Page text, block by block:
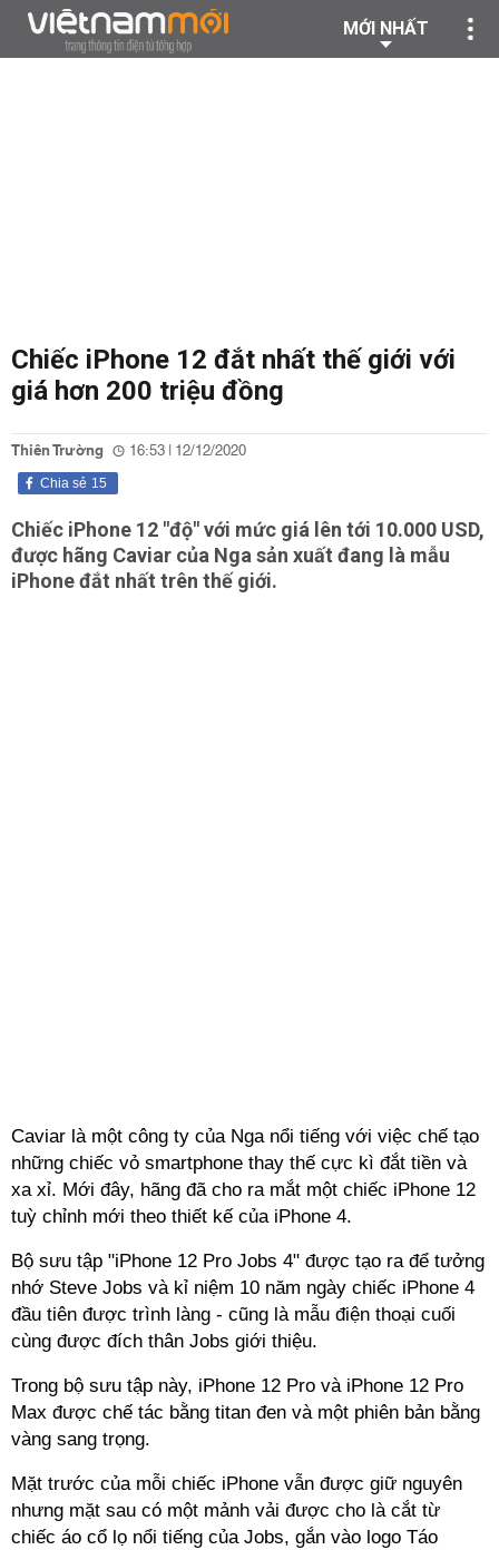
MỚI NHẤT
Chiếc iPhone 12 đắt nhất thế giới với
giá hơn 200 triệu đồng
Thiên Trường 16:53 | 12/12/2020
15
Chia sẻ
Chiếc iPhone 12 "độ" với mức giá lên tới 10.000 USD,
được hãng Caviar của Nga sản xuất đang là mẫu
iPhone đắt nhất trên thế giới.
Caviar là một công ty của Nga nổi tiếng với việc chế tạo
những chiếc vỏ smartphone thay thế cực kì đắt tiền và
xa xỉ. Mới đây, hãng đã cho ra mắt một chiếc iPhone 12
tuỳ chỉnh mới theo thiết kế của iPhone 4.
Bộ sưu tập "‌iPhone 12 Pro‌ Jobs 4" được tạo ra để tưởng
nhớ Steve Jobs và kỉ niệm 10 năm ngày chiếc iPhone 4
đầu tiên được trình làng - cũng là mẫu điện thoại cuối
cùng được đích thân Jobs giới thiệu.
Trong bộ sưu tập này, iPhone 12 Pro và iPhone 12 Pro
Max được chế tác bằng titan đen và một phiên bản bằng
vàng sang trọng.
Mặt trước của mỗi chiếc iPhone vẫn được giữ nguyên
nhưng mặt sau có một mảnh vải được cho là cắt từ
chiếc áo cổ lọ nổi tiếng của Jobs, gắn vào logo Táo